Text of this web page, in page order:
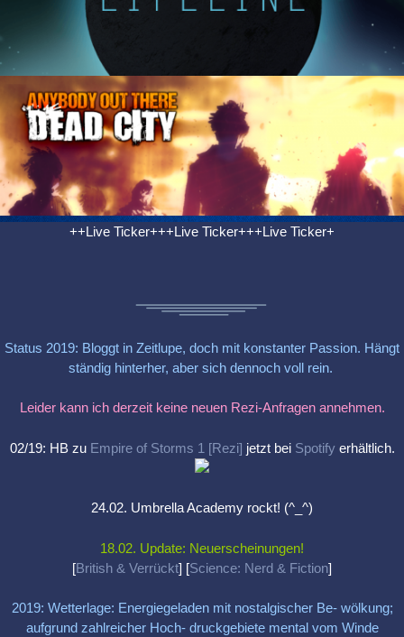
++Live Ticker+++Live Ticker+++Live Ticker+
Status 2019: Bloggt in Zeitlupe, doch mit konstanter Passion. Hängt
ständig hinterher, aber sich dennoch voll rein.
Leider kann ich derzeit keine neuen Rezi-Anfragen annehmen.
02/19: HB zu Empire of Storms 1 [Rezi] jetzt bei Spotifyerhältlich.
24.02. Umbrella Academy rockt! (^_^)
18.02. Update: Neuerscheinungen!
[British & Verrückt] [Science: Nerd & Fiction]
2019: Wetterlage: Energiegeladen mit nostalgischer Be- wölkung;
aufgrund zahlreicher Hoch- druckgebiete mental vom Winde